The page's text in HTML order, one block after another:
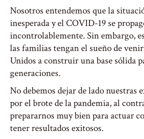
Nosotros entendemos que la
inesperada y el COVID-19 se
incontrolablemente. Sin embargo,
las familias tengan el sueño de
Unidos a construir una base sólida
generaciones.
No debemos dejar de lado nuestras
por el brote de la pandemia, al
prepararnos muy bien para actuar
tener resultados exitosos.